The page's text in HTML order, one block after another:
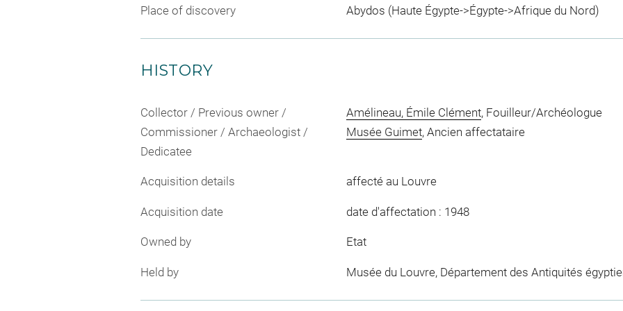
Place of discovery Abydos (Haute Égypte->Égypte->Afrique du Nord)
HISTORY
Collector / Previous owner /
Commissioner / Archaeologist /
Dedicatee
Amélineau, Émile Clément, Fouilleur/Archéologue
Musée Guimet, Ancien affectataire
Acquisition details affecté au Louvre
Acquisition date date d'affectation : 1948
Owned by Etat
Held by Musée du Louvre, Département des Antiquités